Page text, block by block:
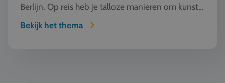
Berlijn. Op reis heb je talloze manieren om kunst
te beleven en...
Bekijk het thema